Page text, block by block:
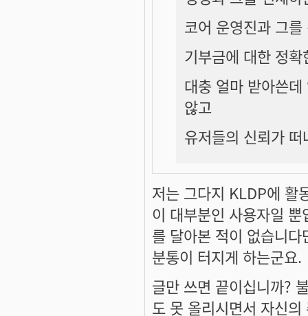
코어 운영진과 그
기부금에 대한 정
대충 얼마 받아쓴
않고
유저들의 신뢰가
저는 그다지 KLDP에 활
이 대부분인 사용자일
를 달아본 적이 없습니
분통이 터지게 하는군요.
글만 쓰면 끝이십니까?
도 못 올리시면서 자신